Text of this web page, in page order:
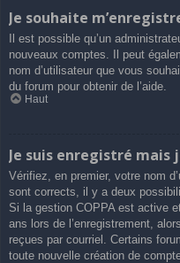
Je souhaite
Il est possible qu’un
nouveaux comptes. Il peut
nom d’utilisateur que vous
du forum pour obtenir de l’aide.
Haut
Je suis enregistré mais
Vérifiez, en premier, votre nom
sont corrects, il y a deux
Si la gestion COPPA est active
ans lors de l’enregistrement,
reçues par courriel. Certains
toute nouvelle création de